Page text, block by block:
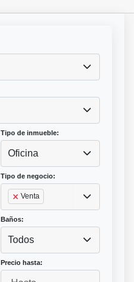
Tipo de inmueble:
Oficina
Tipo de negocio:
Venta
Baños:
Todos
Precio hasta: